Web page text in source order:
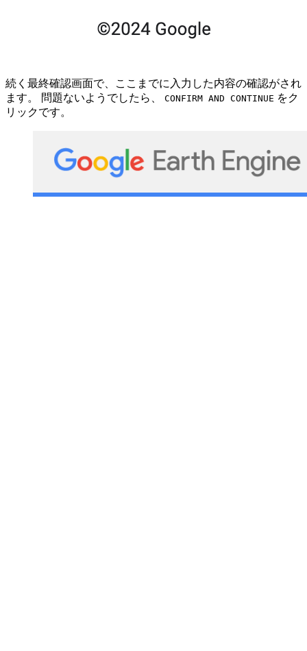
続く最終確認画面で、ここまでに入力した内容の確認がされ
ます。 問題ないようでしたら、 CONFIRM AND CONTINUE をク
リックです。